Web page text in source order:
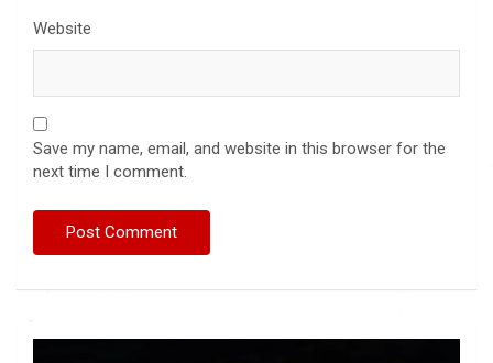
Website
Save my name, email, and website in this browser for the
next time I comment.